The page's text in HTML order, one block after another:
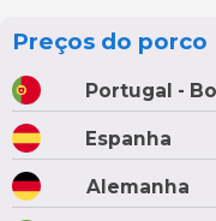
Preços do porco
Espanha
Alemanha